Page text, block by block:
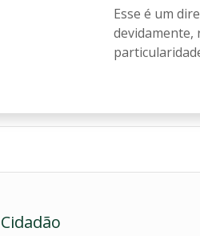
Esse é um
devidamente,
Cidadão